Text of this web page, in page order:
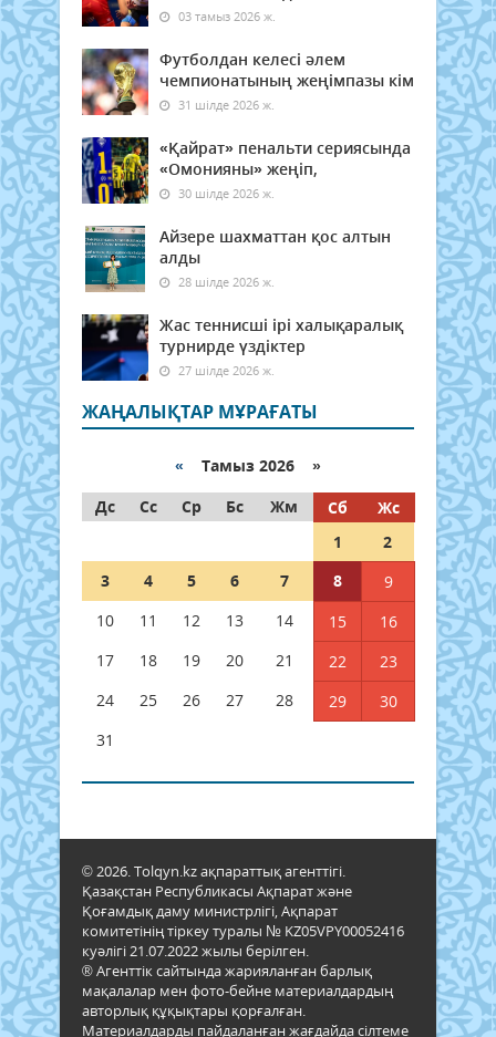
03 тамыз 2026 ж.
Футболдан келесі әлем
чемпионатының жеңімпазы кім
31 шілде 2026 ж.
«Қайрат» пенальти сериясында
«Омонияны» жеңіп,
30 шілде 2026 ж.
Айзере шахматтан қос алтын
алды
28 шілде 2026 ж.
Жас теннисші ірі халықаралық
турнирде үздіктер
27 шілде 2026 ж.
ЖАҢАЛЫҚТАР МҰРАҒАТЫ
« Тамыз 2026 »
Дс
Сс Ср Бс Жм Сб
Жс
1
2
3
4 5 6 7 8
9
10
11 12 13 14 15
16
17
18 19 20 21 22
23
24
25 26 27 28 29
30
31
© 2026. Tolqyn.kz ақпараттық агенттігі.
Қазақстан Республикасы Ақпарат және
Қоғамдық даму министрлігі, Ақпарат
комитетінің тіркеу туралы № KZ05VPY00052416
куәлігі 21.07.2022 жылы берілген.
® Агенттік сайтында жарияланған барлық
мақалалар мен фото-бейне материалдардың
авторлық құқықтары қорғалған.
Материалдарды пайдаланған жағдайда сілтеме